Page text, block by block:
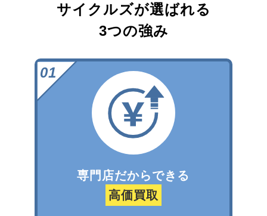
サイクルズが選ばれる
3つの強み
専門店だからできる
高価買取